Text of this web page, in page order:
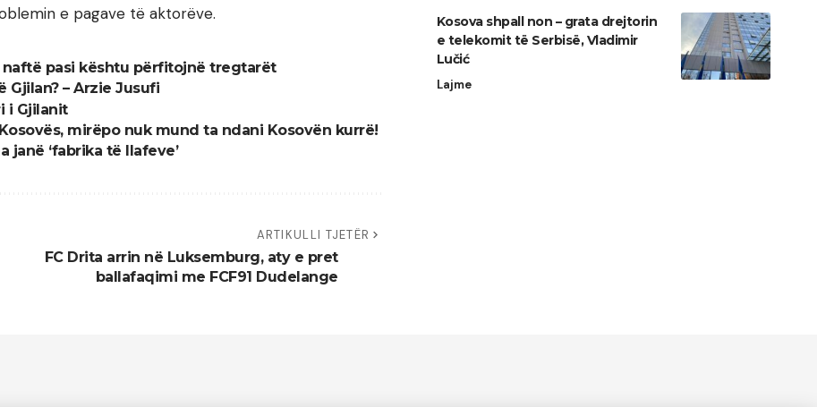
e pagave të aktorëve.
naftë pasi kështu përfitojnë tregtarët
Gjilan? – Arzie Jusufi
i Gjilanit
mirëpo nuk mund ta ndani Kosovën kurrë!
janë ‘fabrika të llafeve’
ARTIKULLI TJETËR
FC Drita arrin në Luksemburg, aty e pret
ballafaqimi me FCF91 Dudelange
Kosova shpall non – grata drejtorin
e telekomit të Serbisë, Vladimir
Lučić
Lajme